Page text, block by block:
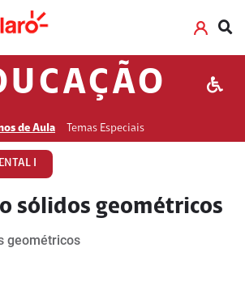
de Aula Temas Especiais
I
sólidos geométricos
geométricos